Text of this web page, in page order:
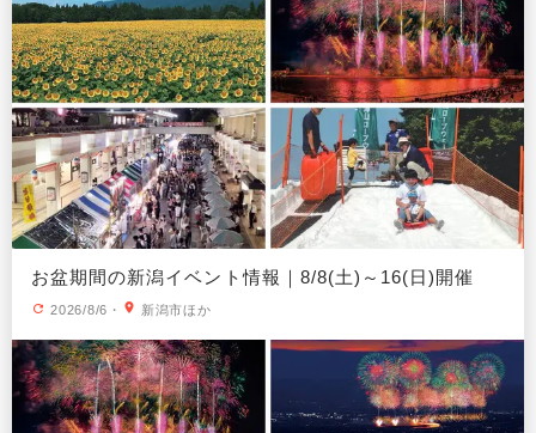
お盆期間の新潟イベント情報｜8/8(土)～16(日)開催
2026/8/6 ・ 新潟市ほか